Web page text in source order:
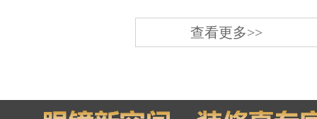
查看更多>>